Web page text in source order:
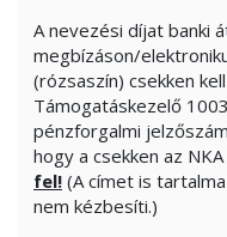
A nevezési díjat banki
megbízáson/
(rózsaszín) csekken
Támogatáskezelő
pénzforgalmi
hogy a csekken az
fel! (A címet is
nem kézbesíti.)